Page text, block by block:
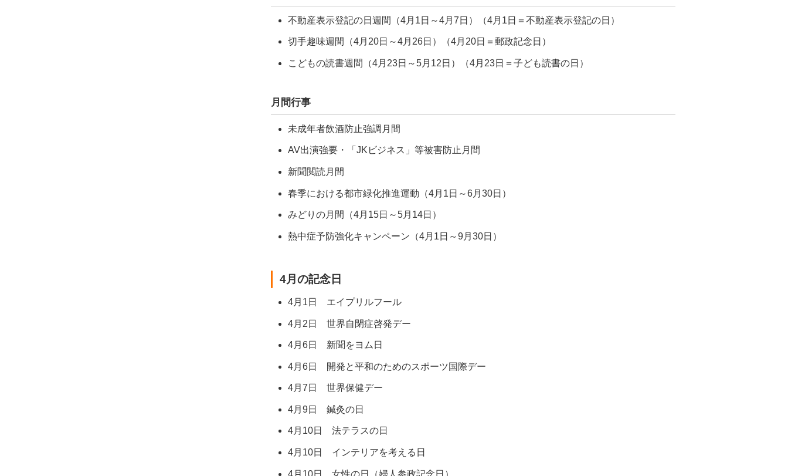
不動産表示登記の日週間（4月1日～4月7日）（4月1日＝不動産表示登記の日）
切手趣味週間（4月20日～4月26日）（4月20日＝郵政記念日）
こどもの読書週間（4月23日～5月12日）（4月23日＝子ども読書の日）
月間行事
未成年者飲酒防止強調月間
AV出演強要・「JKビジネス」等被害防止月間
新聞閲読月間
春季における都市緑化推進運動（4月1日～6月30日）
みどりの月間（4月15日～5月14日）
熱中症予防強化キャンペーン（4月1日～9月30日）
4月の記念日
4月1日 エイプリルフール
4月2日 世界自閉症啓発デー
4月6日 新聞をヨム日
4月6日 開発と平和のためのスポーツ国際デー
4月7日 世界保健デー
4月9日 鍼灸の日
4月10日 法テラスの日
4月10日 インテリアを考える日
4月10日 女性の日（婦人参政記念日）